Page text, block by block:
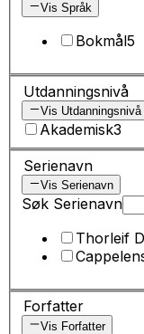
Vis Språk
Bokmål5
Utdanningsnivå
Vis Utdanningsnivå
Akademisk3
Serienavn
Vis Serienavn
Søk Serienavn
Thorleif
Forfatter
Vis Forfatter